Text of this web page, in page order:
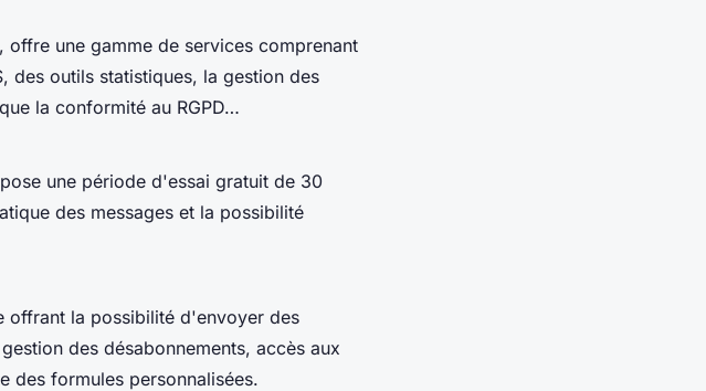
offre une gamme de services comprenant
des outils statistiques, la gestion des
la conformité au RGPD…
une période d'essai gratuit de 30
des messages et la possibilité
offrant la possibilité d'envoyer des
des désabonnements, accès aux
des formules personnalisées.